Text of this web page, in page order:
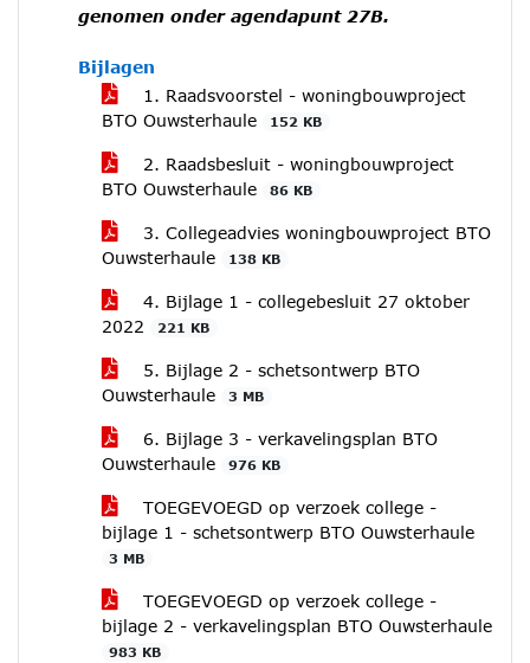
genomen onder agendapunt 27B.
Bijlagen
1. Raadsvoorstel - woningbouwproject
BTO Ouwsterhaule
152 KB
2. Raadsbesluit - woningbouwproject
BTO Ouwsterhaule
86 KB
3. Collegeadvies woningbouwproject BTO
Ouwsterhaule
138 KB
4. Bijlage 1 - collegebesluit 27 oktober
2022
221 KB
5. Bijlage 2 - schetsontwerp BTO
Ouwsterhaule
3 MB
6. Bijlage 3 - verkavelingsplan BTO
Ouwsterhaule
976 KB
TOEGEVOEGD op verzoek college -
bijlage 1 - schetsontwerp BTO Ouwsterhaule
3 MB
TOEGEVOEGD op verzoek college -
bijlage 2 - verkavelingsplan BTO Ouwsterhaule
983 KB